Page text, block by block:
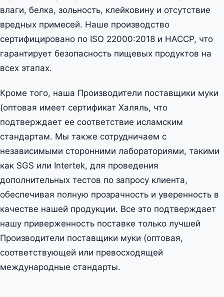
влаги, белка, зольность, клейковину и отсутствие
вредных примесей. Наше производство
сертифицировано по ISO 22000:2018 и HACCP, что
гарантирует безопасность пищевых продуктов на
всех этапах.
Кроме того, наша Производители поставщики муки
(оптовая имеет сертификат Халяль, что
подтверждает ее соответствие исламским
стандартам. Мы также сотрудничаем с
независимыми сторонними лабораториями, такими
как SGS или Intertek, для проведения
дополнительных тестов по запросу клиента,
обеспечивая полную прозрачность и уверенность в
качестве нашей продукции. Все это подтверждает
нашу приверженность поставке только лучшей
Производители поставщики муки (оптовая,
соответствующей или превосходящей
международные стандарты.